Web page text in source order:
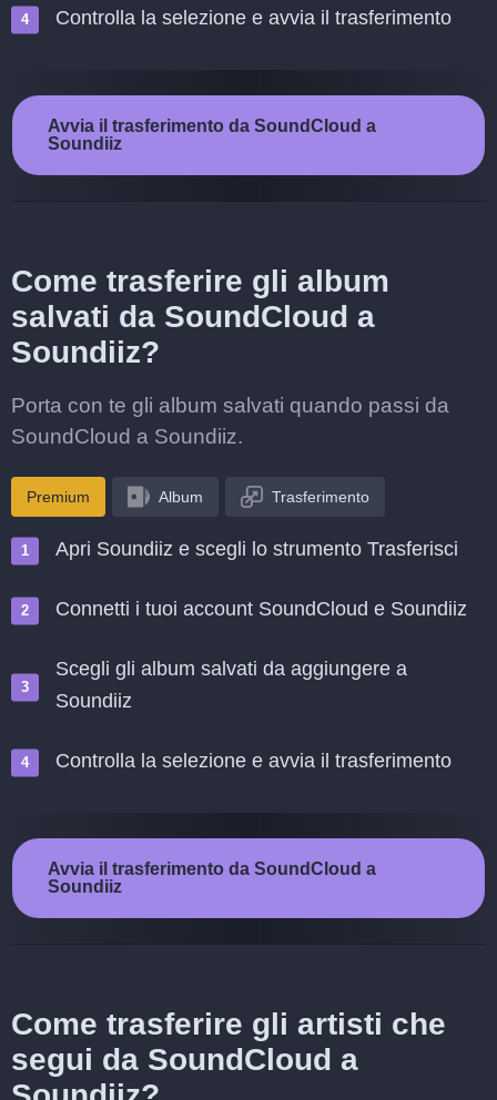
Controlla la selezione e avvia il trasferimento
Avvia il trasferimento da SoundCloud a
Soundiiz
Come trasferire gli album
salvati da SoundCloud a
Soundiiz?
Porta con te gli album salvati quando passi da
SoundCloud a Soundiiz.
Premium Album Trasferimento
Apri Soundiiz e scegli lo strumento Trasferisci
Connetti i tuoi account SoundCloud e Soundiiz
Scegli gli album salvati da aggiungere a
Soundiiz
Controlla la selezione e avvia il trasferimento
Avvia il trasferimento da SoundCloud a
Soundiiz
Come trasferire gli artisti che
segui da SoundCloud a